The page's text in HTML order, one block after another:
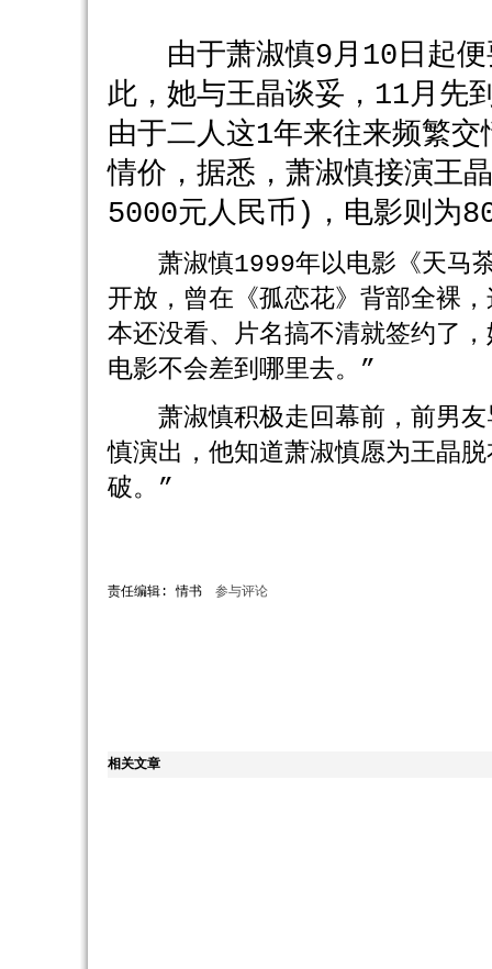
由于萧淑慎9月10日起便
此，她与王晶谈妥，11月先
由于二人这1年来往来频繁
情价，据悉，萧淑慎接演王
5000元人民币)，电影则为
萧淑慎1999年以电影《天马茶
开放，曾在《孤恋花》背部全裸
本还没看、片名搞不清就签约了
电影不会差到哪里去。”
萧淑慎积极走回幕前，前男友
慎演出，他知道萧淑慎愿为王晶
破。”
责任编辑: 情书 参与评论
相关文章